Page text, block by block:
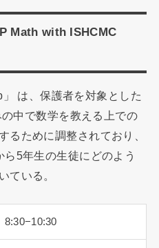
Math with ISHCMC
は、保護者を対象とした
中で数学を教える上での
るために調整されており、
5年生の生徒にどのよう
ている。
8:30−10:30